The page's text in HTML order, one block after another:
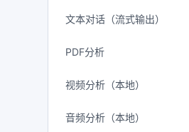
文本对话（流式输出）
PDF分析
视频分析（本地）
音频分析（本地）